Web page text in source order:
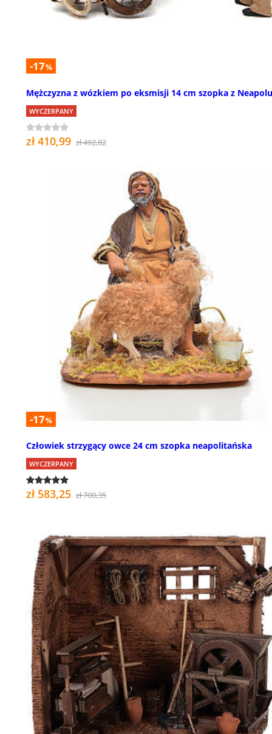
-17%
Mężczyzna z wózkiem po eksmisji 14 cm szopka z Neapolu
WYCZERPANY
zł 410,99 zł 492,82
-17%
Człowiek strzygący owce 24 cm szopka neapolitańska
WYCZERPANY
zł 583,25 zł 700,35